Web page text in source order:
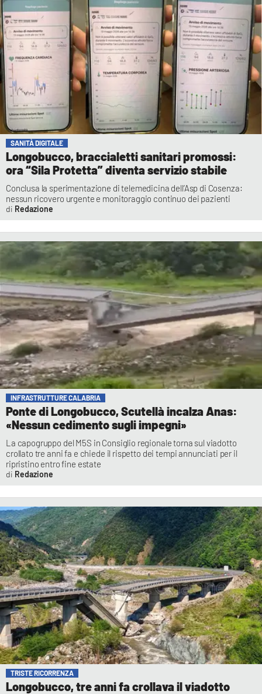
SANITÀ DIGITALE
Longobucco, braccialetti sanitari promossi:
ora “Sila Protetta” diventa servizio stabile
Conclusa la sperimentazione di telemedicina dell’Asp di Cosenza:
nessun ricovero urgente e monitoraggio continuo dei pazienti
Redazione
INFRASTRUTTURE CALABRIA
Ponte di Longobucco, Scutellà incalza Anas:
«Nessun cedimento sugli impegni»
La capogruppo del M5S in Consiglio regionale torna sul viadotto
crollato tre anni fa e chiede il rispetto dei tempi annunciati per il
ripristino entro fine estate
Redazione
TRISTE RICORRENZA
Longobucco, tre anni fa crollava il viadotto